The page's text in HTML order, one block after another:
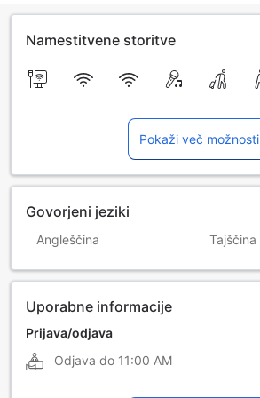
Namestitvene storitve
Pokaži več možnosti
Govorjeni jeziki
Angleščina Tajščina
Uporabne informacije
Prijava/odjava
Odjava do 11:00 AM